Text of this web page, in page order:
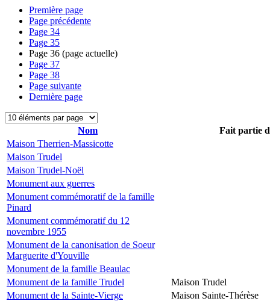
Première page
Page précédente
Page 34
Page 35
Page 36 (page actuelle)
Page 37
Page 38
Page suivante
Dernière page
Nom
Fait partie
Maison Therrien-Massicotte
Maison Trudel
Maison Trudel-Noël
Monument aux guerres
Monument commémoratif de la famille
Pinard
Monument commémoratif du 12
novembre 1955
Monument de la canonisation de Soeur
Marguerite d'Youville
Monument de la famille Beaulac
Monument de la famille Trudel
Maison Trudel
Monument de la Sainte-Vierge
Maison Sainte-Thérèse